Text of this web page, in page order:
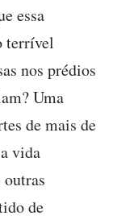
essa
terrível
nos prédios
Uma
de mais de
vida
de